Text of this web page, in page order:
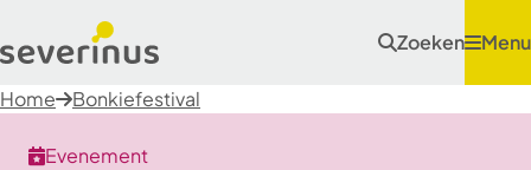
Zoeken Menu
Home Bonkiefestival
Evenement